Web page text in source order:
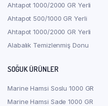
*
8)
quantity
Ahtapot 1000/2000 GR Yerli
Ahtapot 500/1000 GR Yerli
Ahtapot 1000/2000 GR Yerli
Alabalık Temizlenmiş Donu
SOĞUK ÜRÜNLER
Marine Hamsi Soslu 1000 GR
Marine Hamsi Sade 1000 GR